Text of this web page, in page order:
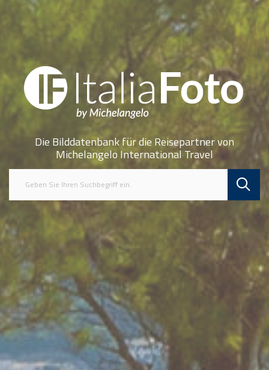
Die Bilddatenbank für die Reisepartner von
Michelangelo International Travel